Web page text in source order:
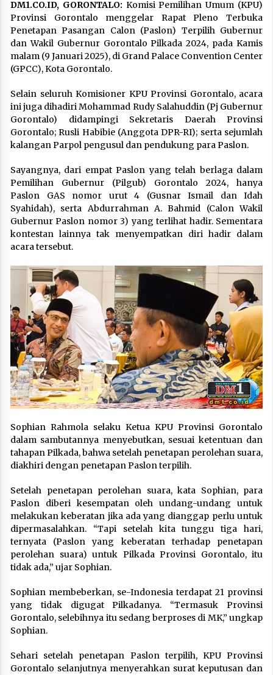
DM1.CO.ID, GORONTALO: Komisi Pemilihan Umum (KPU)
Provinsi Gorontalo menggelar Rapat Pleno Terbuka
Penetapan Pasangan Calon (Paslon) Terpilih Gubernur
dan Wakil Gubernur Gorontalo Pilkada 2024, pada Kamis
malam (9 Januari 2025), di Grand Palace Convention Center
(GPCC), Kota Gorontalo.
Selain seluruh Komisioner KPU Provinsi Gorontalo, acara
ini juga dihadiri Mohammad Rudy Salahuddin (Pj Gubernur
Gorontalo) didampingi Sekretaris Daerah Provinsi
Gorontalo; Rusli Habibie (Anggota DPR-RI); serta sejumlah
kalangan Parpol pengusul dan pendukung para Paslon.
Sayangnya, dari empat Paslon yang telah berlaga dalam
Pemilihan Gubernur (Pilgub) Gorontalo 2024, hanya
Paslon GAS nomor urut 4 (Gusnar Ismail dan Idah
Syahidah), serta Abdurrahman A. Bahmid (Calon Wakil
Gubernur Paslon nomor 3) yang terlihat hadir. Sementara
kontestan lainnya tak menyempatkan diri hadir dalam
acara tersebut.
Sophian Rahmola selaku Ketua KPU Provinsi Gorontalo
dalam sambutannya menyebutkan, sesuai ketentuan dan
tahapan Pilkada, bahwa setelah penetapan perolehan suara,
diakhiri dengan penetapan Paslon terpilih.
Setelah penetapan perolehan suara, kata Sophian, para
Paslon diberi kesempatan oleh undang-undang untuk
melakukan keberatan jika ada yang dianggap perlu untuk
dipermasalahkan. “Tapi setelah kita tunggu tiga hari,
ternyata (Paslon yang keberatan terhadap penetapan
perolehan suara) untuk Pilkada Provinsi Gorontalo, itu
tidak ada,” ujar Sophian.
Sophian membeberkan, se-Indonesia terdapat 21 provinsi
yang tidak digugat Pilkadanya. “Termasuk Provinsi
Gorontalo, selebihnya itu sedang berproses di MK,” ungkap
Sophian.
Sehari setelah penetapan Paslon terpilih, KPU Provinsi
Gorontalo selanjutnya menyerahkan surat keputusan dan